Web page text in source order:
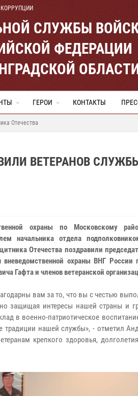
СЛУЖБЫ
ФЕДЕРАЦИИ
ГЕРОИ КОНТАКТЫ
Отечества
ВЕТЕРАНОВ
охраны по Московскому
начальника отдела
Отечества поздравили
вневедомственной охраны ВНГ России
Гафта и членов ветеранской
вам за то, что вы с честью
защищая интересы нашей страны и
в военно-патриотическое
традиции нашей службы», - отметил
крепкого здоровья,